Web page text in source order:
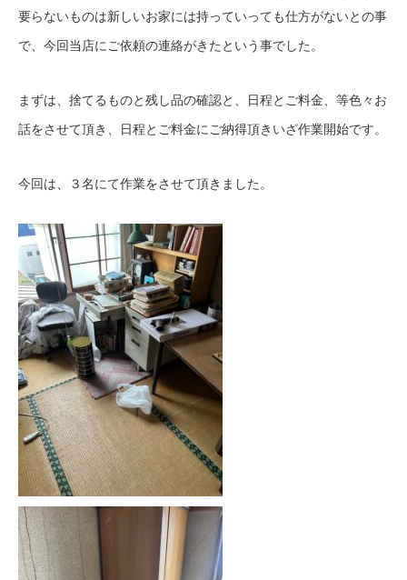
要らないものは新しいお家には持っていっても仕方がないとの事
で、今回当店にご依頼の連絡がきたという事でした。
まずは、捨てるものと残し品の確認と、日程とご料金、等色々お
話をさせて頂き、日程とご料金にご納得頂きいざ作業開始です。
今回は、３名にて作業をさせて頂きました。